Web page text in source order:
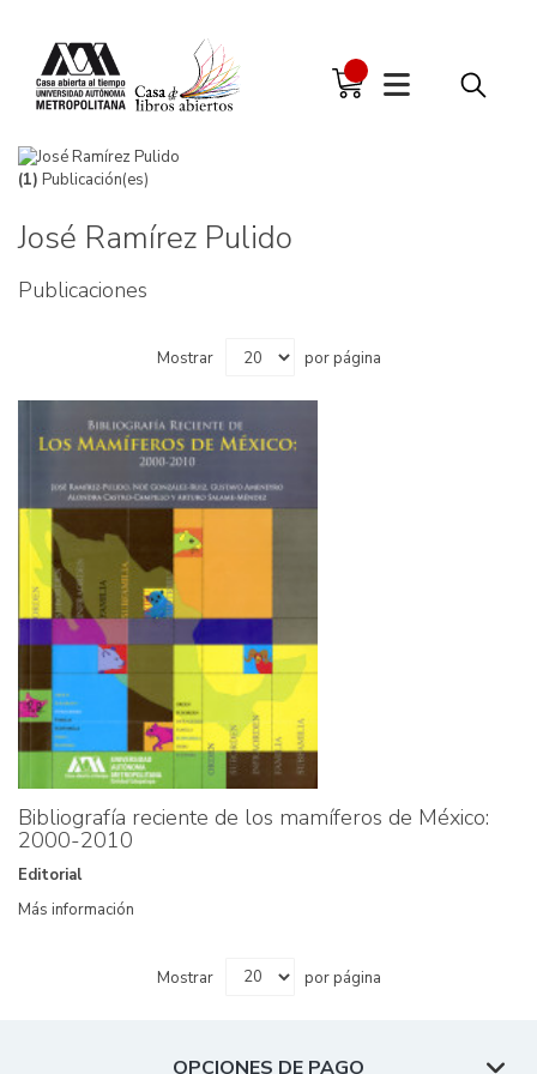
(1) Publicación(es)
José Ramírez Pulido
Publicaciones
Mostrar por página
Bibliografía reciente de los mamíferos de México:
2000-2010
Editorial
Más información
Mostrar por página
OPCIONES DE PAGO